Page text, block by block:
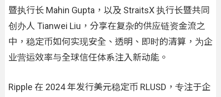
暨执行长 Mahin Gupta，以及 StraitsX 执行长暨共同
创办人 Tianwei Liu，分享在复杂的供应链资金流之
中，稳定币如何实现安全、透明、即时的清算，为企
业营运效率与全球信任体系注入新动能。
Ripple 在 2024 年发行美元稳定币 RLUSD，专注于企